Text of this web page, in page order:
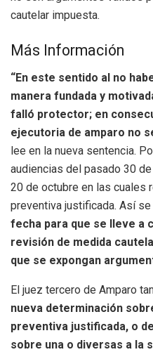
cautelar impuesta.
Más Información
“En este sentido al no
manera fundada y
falló protector; en
ejecutoria de amparo no
lee en la nueva sentencia.
audiencias del pasado 30
20 de octubre en las cuales
preventiva justificada. Así
fecha para que se lleve a
revisión de medida
que se expongan
El juez tercero de Amparo
nueva determinación
preventiva justificada, o
sobre una o diversas a la